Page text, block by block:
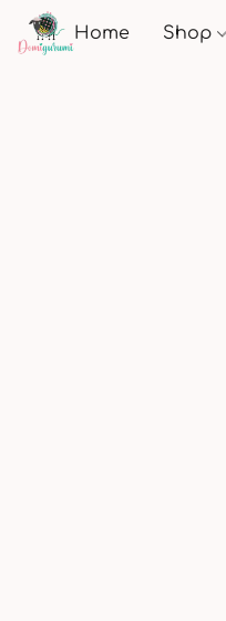
Home Shop